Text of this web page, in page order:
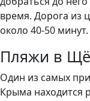
время. Дорога из
около 40-50 минут.
Пляжи в
Один из самых
Крыма находится